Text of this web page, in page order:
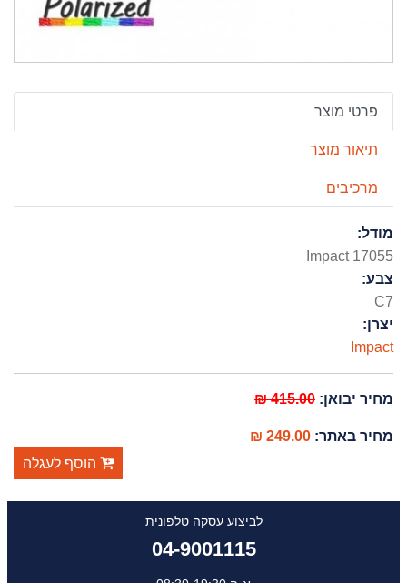
פרטי מוצר
תיאור מוצר
מרכיבים
מודל:
Impact 17055
צבע:
C7
יצרן:
Impact
מחיר יבואן:415.00 ₪
מחיר באתר:249.00 ₪
הוסף לעגלה
לביצוע עסקה טלפונית
04-9001115